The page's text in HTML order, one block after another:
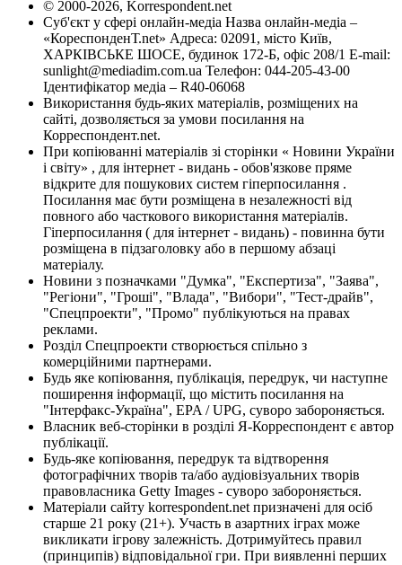
© 2000-2026, Korrespondent.net
Суб'єкт у сфері онлайн-медіа Назва онлайн-медіа –
«КореспонденТ.net» Адреса: 02091, місто Київ,
ХАРКІВСЬКЕ ШОСЕ, будинок 172-Б, офіс 208/1 E-mail:
sunlight@mediadim.com.ua Телефон: 044-205-43-00
Ідентифікатор медіа – R40-06068
Використання будь-яких матеріалів, розміщених на
сайті, дозволяється за умови посилання на
Корреспондент.net.
При копіюванні матеріалів зі сторінки « Новини України
і світу» , для інтернет - видань - обов'язкове пряме
відкрите для пошукових систем гіперпосилання .
Посилання має бути розміщена в незалежності від
повного або часткового використання матеріалів.
Гіперпосилання ( для інтернет - видань) - повинна бути
розміщена в підзаголовку або в першому абзаці
матеріалу.
Новини з позначками "Думка", "Експертиза", "Заява",
"Регіони", "Гроші", "Влада", "Вибори", "Тест-драйв",
"Спецпроекти", "Промо" публікуються на правах
реклами.
Розділ Спецпроекти створюється спільно з
комерційними партнерами.
Будь яке копіювання, публікація, передрук, чи наступне
поширення інформації, що містить посилання на
"Інтерфакс-Україна", EPA / UPG, суворо забороняється.
Власник веб-сторінки в розділі Я-Корреспондент є автор
публікації.
Будь-яке копіювання, передрук та відтворення
фотографічних творів та/або аудіовізуальних творів
правовласника Getty Images - суворо забороняється.
Матеріали сайту korrespondent.net призначені для осіб
старше 21 року (21+). Участь в азартних іграх може
викликати ігрову залежність. Дотримуйтесь правил
(принципів) відповідальної гри. При виявленні перших